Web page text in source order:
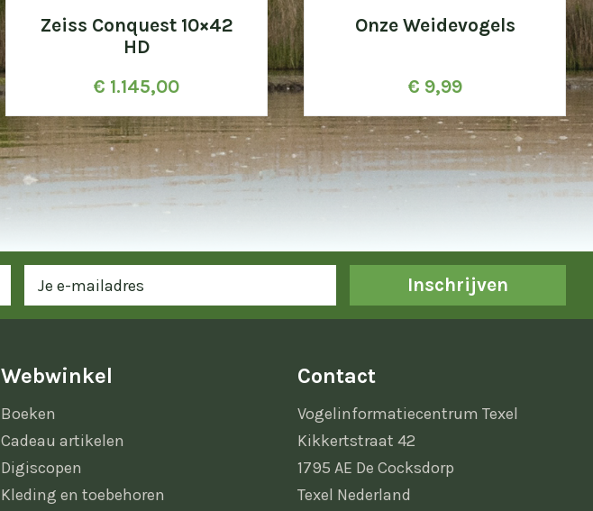
Zeiss Conquest 10×42
HD
€ 1.145,00
Onze Weidevogels
€ 9,99
Inschrijven
Webwinkel
Boeken
Cadeau artikelen
Digiscopen
Kleding en toebehoren
Contact
Vogelinformatiecentrum Texel
Kikkertstraat 42
1795 AE De Cocksdorp
Texel Nederland